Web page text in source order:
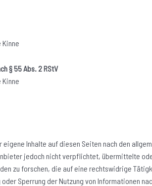
Kinne
§ 55 Abs. 2 RStV
Kinne
Inhalte auf diesen Seiten nach den
jedoch nicht verpflichtet, übermittelte
zu forschen, die auf eine rechtswidrige
Sperrung der Nutzung von Informationen